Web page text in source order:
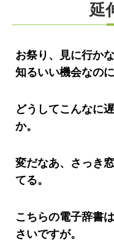
延
お祭り、見に行か
知るいい機会なのに
どうしてこんなに
か。
変だなあ、さっき
てる。
こちらの電子辞書
さいですが。